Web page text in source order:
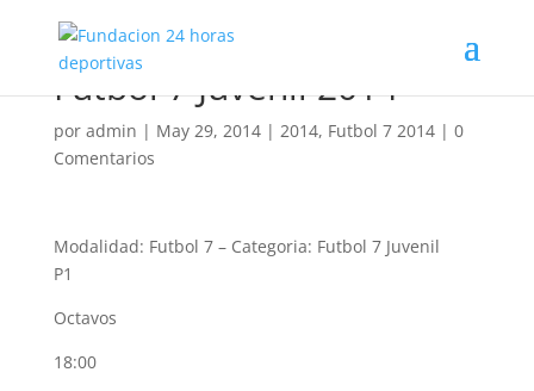
Futbol 7 Juvenil 2014
por admin | May 29, 2014| 2014, Futbol 7 2014| 0
Comentarios
Modalidad: Futbol 7– Categoria: Futbol 7 Juvenil
P1
Octavos
18:00